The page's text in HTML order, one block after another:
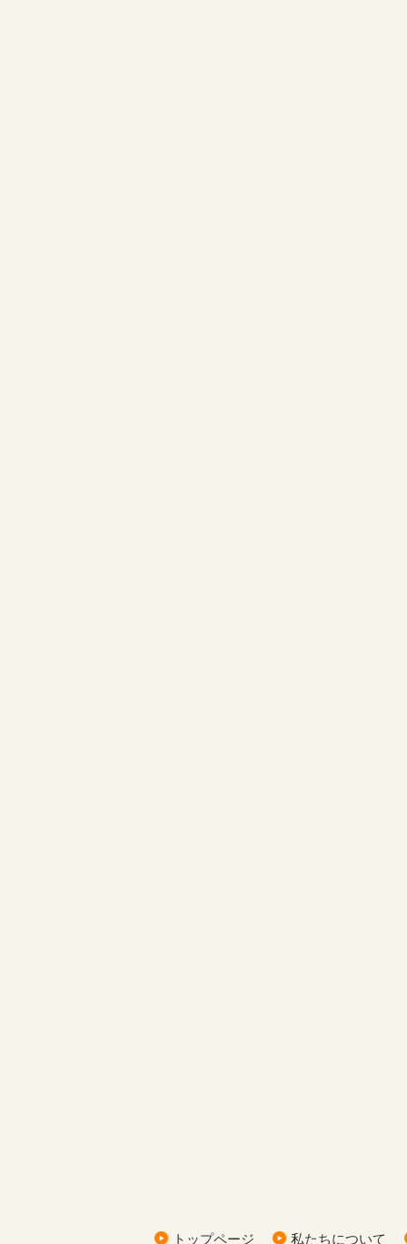
トップページ 私たちについて